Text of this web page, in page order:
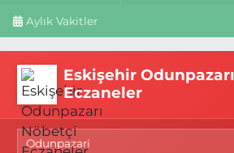
Aylık Vakitler
Eskişehir
Eczaneler